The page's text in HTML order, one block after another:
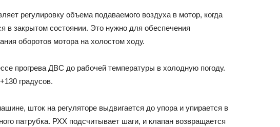
регулировку объема подаваемого воздуха в мотор, когда
в закрытом состоянии. Это нужно для обеспечения
оборотов мотора на холостом ходу.
прогрева ДВС до рабочей температуры в холодную погоду.
градусов.
шток на регуляторе выдвигается до упора и упирается в
патрубка. РХХ подсчитывает шаги, и клапан возвращается